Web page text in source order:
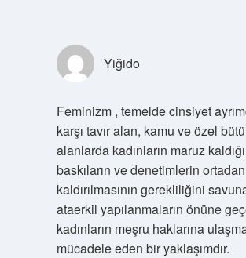
Yiğido
Feminizm , temelde cinsiyet
karşı tavır alan, kamu ve özel
alanlarda kadınların maruz kaldığı
baskıların ve denetimlerin ortadan
kaldırılmasının gerekliliğini
ataerkil yapılanmaların önüne
kadınların meşru haklarına
mücadele eden bir yaklaşımdır.